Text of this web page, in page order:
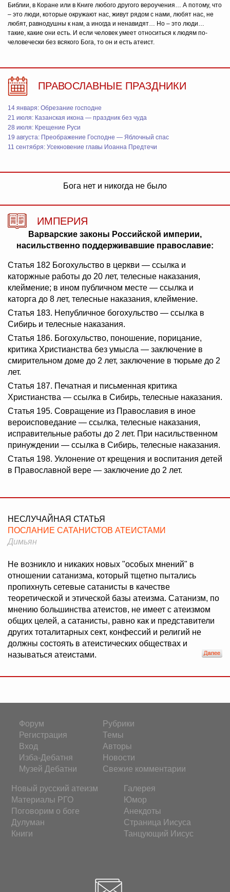
Библии, в Коране или в Книге любого другого вероучения… А потому, что
– это люди, которые окружают нас, живут рядом с нами, любят нас, не
любят, равнодушны к нам, а иногда и ненавидят… Но – это люди…
такие, какие они есть. И если человек умеет относиться к людям по-
человечески без всякого Бога, то он и есть атеист.
ПРАВОСЛАВНЫЕ ПРАЗДНИКИ
14 января: Обрезание господне
21 июля: Казанская икона — праздник без чуда
28 июля: Крещение Руси
19 августа: Преображение Господне — Яблочный спас
11 сентября: Усекновение главы Иоанна Предтечи
Бога нет и никогда не было
ИМПЕРИЯ
Варварские законы Российской империи,
насильственно поддерживавшие православие:
Статья 182 Богохульство в церкви — ссылка и
каторжные работы до 20 лет, телесные наказания,
клеймение; в ином публичном месте — ссылка и
каторга до 8 лет, телесные наказания, клеймение.
Статья 183. Непубличное богохульство — ссылка в
Сибирь и телесные наказания.
Статья 186. Богохульство, поношение, порицание,
критика Христианства без умысла — заключение в
смирительном доме до 2 лет, заключение в тюрьме до 2
лет.
Статья 187. Печатная и письменная критика
Христианства — ссылка в Сибирь, телесные наказания.
Статья 195. Совращение из Православия в иное
вероисповедание — ссылка, телесные наказания,
исправительные работы до 2 лет. При насильственном
принуждении — ссылка в Сибирь, телесные наказания.
Статья 198. Уклонение от крещения и воспитания детей
в Православной вере — заключение до 2 лет.
НЕСЛУЧАЙНАЯ СТАТЬЯ
ПОСЛАНИЕ САТАНИСТОВ АТЕИСТАМИ
Димьян
Не возникло и никаких новых "особых мнений" в
отношении сатанизма, который тщетно пытались
пропихнуть сетевые сатанисты в качестве
теоретической и этической базы атеизма. Сатанизм, по
мнению большинства атеистов, не имеет с атеизмом
общих целей, а сатанисты, равно как и представители
других тоталитарных сект, конфессий и религий не
должны состоять в атеистических обществах и
называться атеистами.
Форум
Регистрация
Вход
Изба-Дебатня
Музей Дебатни
Рубрики
Темы
Авторы
Новости
Свежие комментарии
Новый русский атеизм
Материалы РГО
Поговорим о боге
Дулуман
Книги
Галерея
Юмор
Анекдоты
Страница Иисуса
Танцующий Иисус